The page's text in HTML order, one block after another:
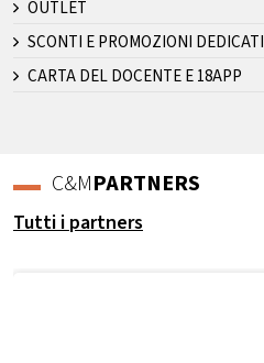
OUTLET
SCONTI E PROMOZIONI
CARTA DEL DOCENTE E 18APP
C&MPARTNERS
Tutti i partners